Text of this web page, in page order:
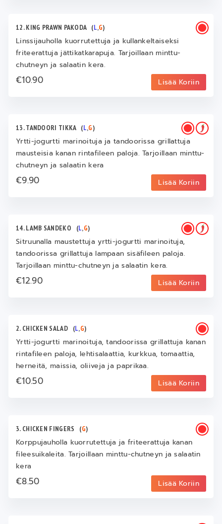
12. KING PRAWN PAKODA (L,G)
Linssijauholla kuorrutettuja ja kullankeltaiseksi
friteerattuja jättikatkarapuja. Tarjoillaan minttu-
chutneyn ja salaatin kera.
€10.90 Lisää Koriin
13. TANDOORI TIKKA (L,G)
Yrtti-jogurtti marinoituja ja tandoorissa grillattuja
mausteisia kanan rintafileen paloja. Tarjoillaan minttu-
chutneyn ja salaatin kera
€9.90 Lisää Koriin
14. LAMB SANDEKO (L,G)
Sitruunalla maustettuja yrtti-jogurtti marinoituja,
tandoorissa grillattuja lampaan sisäfileen paloja.
Tarjoillaan minttu-chutneyn ja salaatin kera.
€12.90 Lisää Koriin
2. CHICKEN SALAD (L,G)
Yrtti-jogurtti marinoituja, tandoorissa grillattuja kanan
rintafileen paloja, lehtisalaattia, kurkkua, tomaattia,
herneitä, maissia, oliiveja ja paprikaa.
€10.50 Lisää Koriin
3. CHICKEN FINGERS (G)
Korppujauholla kuorrutettuja ja friteerattuja kanan
fileesuikaleita. Tarjoillaan minttu-chutneyn ja salaatin
kera
€8.50 Lisää Koriin